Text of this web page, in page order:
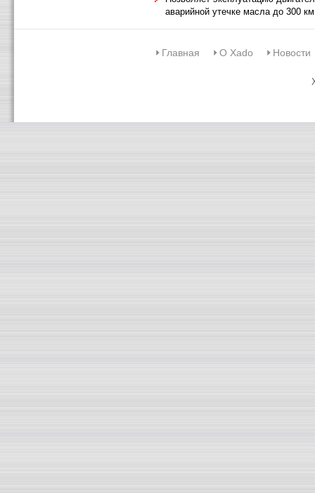
аварийной утечке масла до 300 км
Главная О Xado Новости